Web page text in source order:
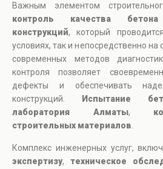
Важным элементом
контроль качества
конструкций, который
условиях, так и непосредственно на
современных методов
контроля позволяет
дефекты и обеспечивать
конструкций.
Испытание
лаборатория Алматы,
строительных материалов
Комплекс инженерных услуг,
экспертизу, техническое